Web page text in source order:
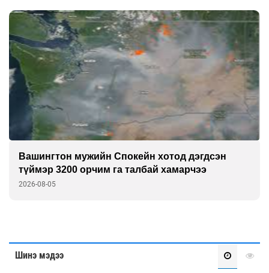
дэгдсэн
хамарчээ
Европчууд ФИФА-гийн
2026-08-05
Шинэ мэдээ